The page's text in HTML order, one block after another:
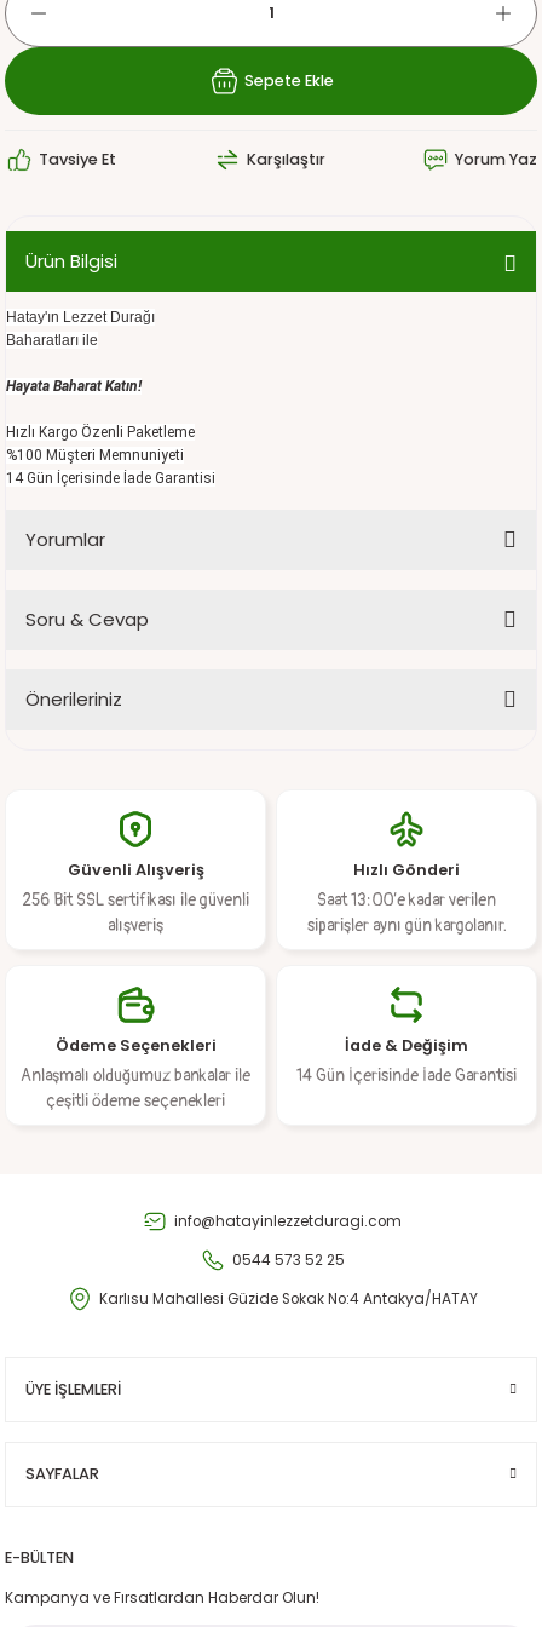
Sepete Ekle
Tavsiye Et Karşılaştır Yorum Yaz
Ürün Bilgisi
Hatay'ın Lezzet Durağı
Baharatları ile
Hayata Baharat Katın!
Hızlı Kargo Özenli Paketleme
%100 Müşteri Memnuniyeti
14 Gün İçerisinde İade Garantisi
Yorumlar
Soru & Cevap
Önerileriniz
Görüş ve önerileriniz için teşekkür ederiz.
Ürün resmi kalitesiz, bozuk veya görüntülenemiyor.
Ürün açıklamasında eksik bilgiler bulunuyor.
Ürün fiyatı diğer sitelerden daha pahalı.
Bu ürüne benzer farklı alternatifler olmalı.
Güvenli Alışveriş
256 Bit SSL sertifikası ile güvenli
alışveriş
Hızlı Gönderi
Saat 13:00’e kadar verilen
siparişler aynı gün kargolanır.
Ödeme Seçenekleri
Anlaşmalı olduğumuz bankalar ile
çeşitli ödeme seçenekleri
İade & Değişim
14 Gün İçerisinde İade Garantisi
info@hatayinlezzetduragi.com
0544 573 52 25
Karlısu Mahallesi Güzide Sokak No:4 Antakya/HATAY
ÜYE İŞLEMLERİ
SAYFALAR
E-BÜLTEN
Kampanya ve Fırsatlardan Haberdar Olun!